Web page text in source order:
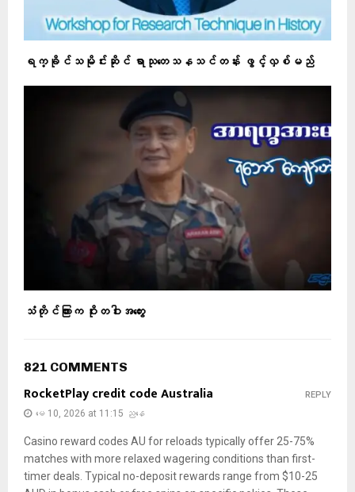
ရက္ခိုင်သမိုင်းဆိုင် ရာသုတေသနသင်တန်း ဖွင့်လှစ်မည်
သံတိုင်ကြားက ဝိုးတဝါးအတွေး
821 COMMENTS
RocketPlay credit code Australia
မေ 10, 2026 at 11:15 ညနေ
Casino reward codes AU for reloads typically offer 25-75%
matches with more relaxed wagering conditions than first-
timer deals. Typical no-deposit rewards range from $10-25
REPLY